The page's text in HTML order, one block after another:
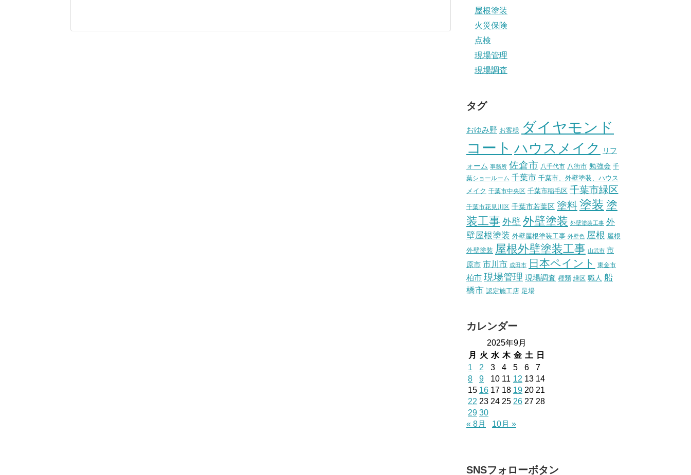
屋根塗装
火災保険
点検
現場管理
現場調査
タグ
おゆみ野 お客様 ダイヤモンド
コート ハウスメイク
リフ
ォーム 事務所 佐倉市 八千代市 八街市 勉強会 千
葉ショールーム 千葉市 千葉市、外壁塗装、ハウス
メイク 千葉市中央区 千葉市稲毛区 千葉市緑区
千葉市花見川区 千葉市若葉区 塗料塗装 塗
装工事 外壁 外壁塗装 外壁塗装工事 外
壁屋根塗装 外壁屋根塗装工事 外壁色 屋根 屋根
外壁塗装 屋根外壁塗装工事 山武市 市
原市 市川市 成田市 日本ペイント 東金市
柏市 現場管理 現場調査 種類 緑区 職人 船
橋市 認定施工店 足場
カレンダー
2025年9月
月
火 水 木 金 土
日
1
2 3 4 5 6
7
8
9 10 11 12 13 14
15 16 17 18 19 20 21
22 23 24 25 26 27 28
29 30
« 8月
10月 »
SNSフォローボタン